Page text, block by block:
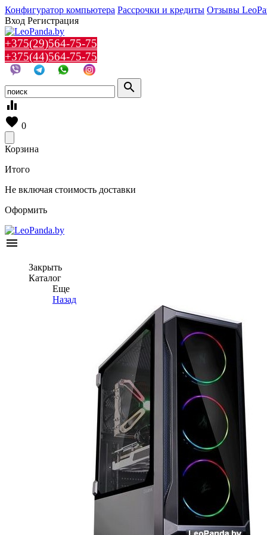
Конфигуратор компьютера Рассрочки и кредиты Отзывы
Вход Регистрация
+375(29)564-75-75
+375(44)564-75-75
search
equalizer
favorite 0
Корзина
Итого
Не включая стоимость доставки
Оформить
menu
Закрыть
Каталог
Еще
Назад